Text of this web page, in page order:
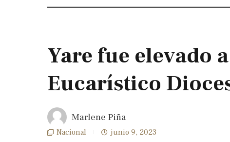
Yare fue elevado
Eucarístico
Marlene Piña
Nacional junio 9, 2023